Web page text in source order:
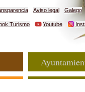
Aviso legal Galego
Turismo Youtube